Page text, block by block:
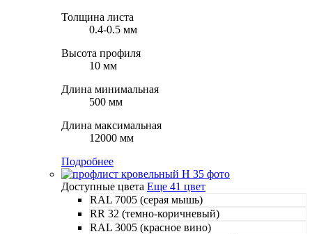
Толщина листа
0.4-0.5 мм
Высота профиля
10 мм
Длина минимальная
500 мм
Длина максимальная
12000 мм
Подробнее
Доступные цвета Еще 41 цвет
RAL 7005 (серая мышь)
RR 32 (темно-коричневый)
RAL 3005 (красное вино)